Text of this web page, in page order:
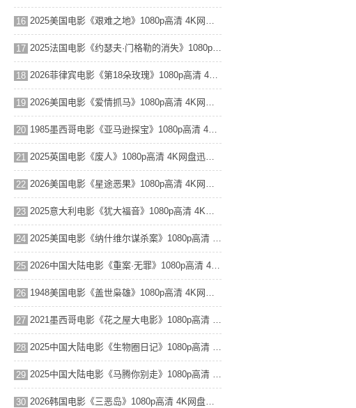
16 2025美国电影《艰难之地》1080p高清 4K网盘迅雷下载
17 2025法国电影《约瑟夫·门格勒的消失》1080p高清 4K网盘迅雷下载
18 2026菲律宾电影《第18朵玫瑰》1080p高清 4K网盘迅雷下载
19 2026美国电影《爱情抓马》1080p高清 4K网盘迅雷下载
20 1985墨西哥电影《亚马逊探宝》1080p高清 4K网盘迅雷下载
21 2025英国电影《废人》1080p高清 4K网盘迅雷下载
22 2026美国电影《星途恶果》1080p高清 4K网盘迅雷下载
23 2025意大利电影《犹大福音》1080p高清 4K网盘迅雷下载
24 2025美国电影《纳什维尔谋杀案》1080p高清 4K网盘迅雷下载
25 2026中国大陆电影《重案·无罪》1080p高清 4K网盘迅雷下载
26 1948美国电影《盖世枭雄》1080p高清 4K网盘迅雷下载
27 2021墨西哥电影《花之屋大电影》1080p高清 4K网盘迅雷下载
28 2025中国大陆电影《生物圈日记》1080p高清 4K网盘迅雷下载
29 2025中国大陆电影《马腾你别走》1080p高清 4K网盘迅雷下载
30 2026韩国电影《三恶岛》1080p高清 4K网盘迅雷下载